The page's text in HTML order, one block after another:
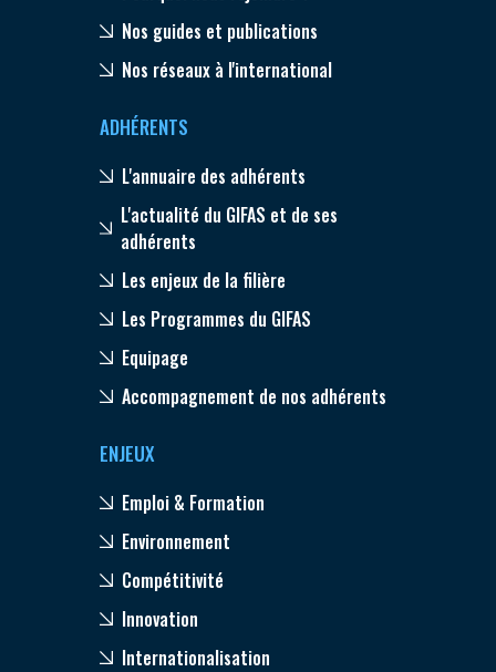
Nos guides et publications
Nos réseaux à l'international
ADHÉRENTS
L'annuaire des adhérents
L'actualité du GIFAS et de ses
adhérents
Les enjeux de la filière
Les Programmes du GIFAS
Equipage
Accompagnement de nos adhérents
ENJEUX
Emploi & Formation
Environnement
Compétitivité
Innovation
Internationalisation